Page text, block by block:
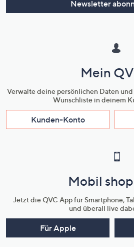
Newsletter
Mein
Verwalte deine persönlichen Daten
Wunschliste in deinem
Kunden-Konto
Mobil
Jetzt die QVC App für Smartphone,
und überall live
Für Apple